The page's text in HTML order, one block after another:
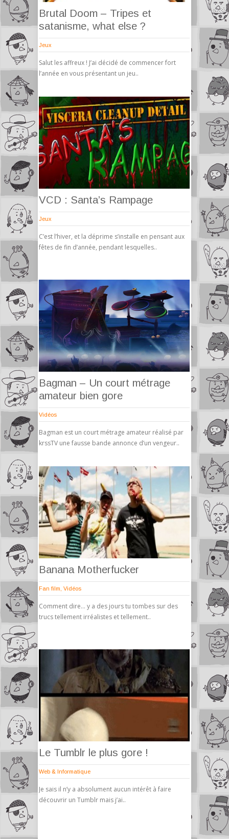
Brutal Doom – Tripes et
satanisme, what else ?
Jeux
Salut les affreux ! J’ai décidé de commencer fort
l’année en vous présentant un jeu..
VCD : Santa’s Rampage
Jeux
C’est l’hiver, et la déprime s’installe en pensant aux
fêtes de fin d’année, pendant lesquelles..
Bagman – Un court métrage
amateur bien gore
Vidéos
Bagman est un court métrage amateur réalisé par
krssTV une fausse bande annonce d’un vengeur..
Banana Motherfucker
Fan film Vidéos
Comment dire… y a des jours tu tombes sur des
trucs tellement irréalistes et tellement..
Le Tumblr le plus gore !
Web & Informatique
Je sais il n’y a absolument aucun intérêt à faire
découvrir un Tumblr mais j’ai..